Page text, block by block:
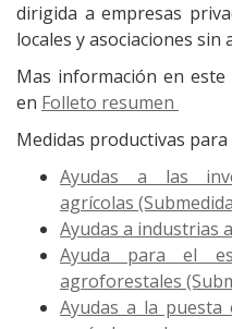
dirigida a empresas
locales y asociaciones sin
Mas información en este
en Folleto resumen
Medidas productivas
Ayudas a las
agrícolas
Ayudas a industrias
Ayuda para el
agroforestales
Ayudas a la puesta